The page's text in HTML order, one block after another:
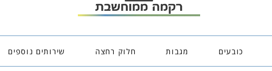
כובעים מגבות חלוק רחצה שירותים נוספים